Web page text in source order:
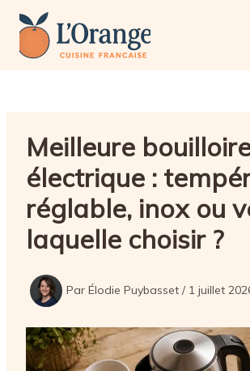
contenu
Meilleure
électrique :
réglable, inox ou
laquelle choisir ?
Par Élodie Puybasset / 1 juillet